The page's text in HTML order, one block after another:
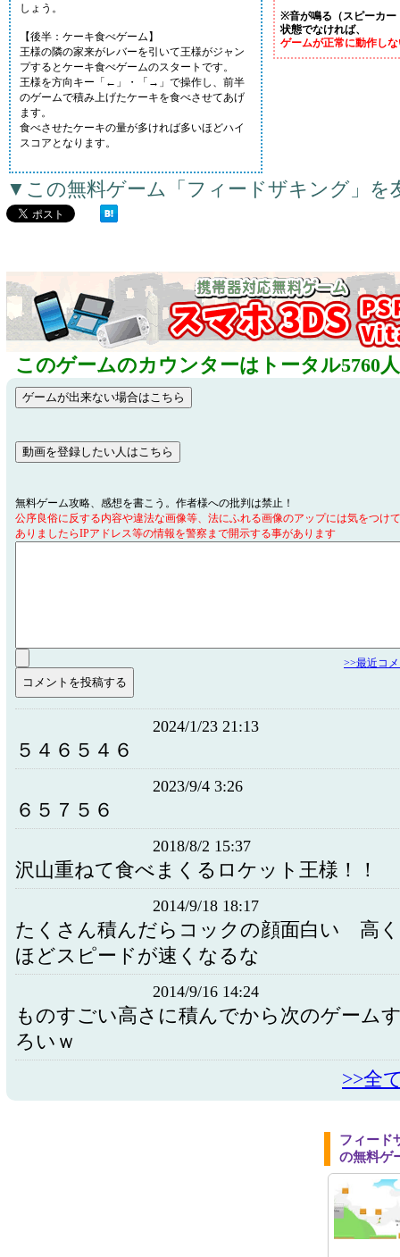
しょう。
【後半：ケーキ食べゲーム】
王様の隣の家来がレバーを引いて王様がジャン
プするとケーキ食べゲームのスタートです。
王様を方向キー「←」・「→」で操作し、前半
のゲームで積み上げたケーキを食べさせてあげ
ます。
食べさせたケーキの量が多ければ多いほどハイ
スコアとなります。
※音が鳴る（スピーカー
状態でなければ、
ゲームが正常に動作し
▼この無料ゲーム「フィードザキング」を
このゲームのカウンターはトータル5760
無料ゲーム攻略、感想を書こう。作者様への批判は禁止！
公序良俗に反する内容や違法な画像等、法にふれる画像のアップには気をつけ
ありましたらIPアドレス等の情報を警察まで開示する事があります
>>最近コ
2024/1/23 21:13
５４６５４６
2023/9/4 3:26
６５７５６
2018/8/2 15:37
沢山重ねて食べまくるロケット王様！！
2014/9/18 18:17
たくさん積んだらコックの顔面白い 高
ほどスピードが速くなるな
2014/9/16 14:24
ものすごい高さに積んでから次のゲーム
ろいｗ
>>全
フィード
の無料ゲ